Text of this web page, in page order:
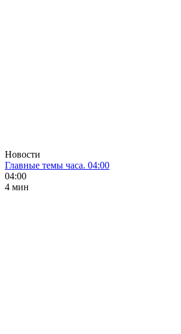
Новости
Главные темы часа. 04:00
04:00
4 мин